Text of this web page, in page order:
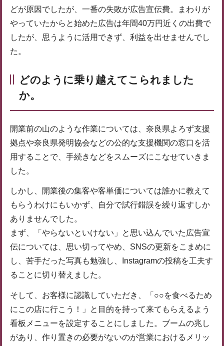
どが原因でしたが、一番の失敗が広告宣伝費。まわりが
やっていたからと始めた広告は年間40万円近くの出費で
したが、思うように活用できず、利益を出せませんでし
た。
どのように乗り越えてこられました
か。
開業前の山のような作業については、奈良県よろず支援
拠点や奈良県発明協会などの公的な支援機関の窓口を活
用することで、手続きなどをスムーズにこなせていきま
した。
しかし、開業後の集客や客単価については誰かに教えて
もらうわけにもいかず、自分で試行錯誤を繰り返すしか
ありませんでした。
まず、「やらないといけない」と思い込んでいた広告宣
伝については、思い切ってやめ、SNSの更新をこまめに
し、苦手だった写真も勉強し、Instagramの投稿を工夫す
ることに切り替えました。
そして、お客様に認識していただき、「○○を食べるため
にこの店に行こう！」と目的を持って来てもらえるよう
看板メニューを設定することにしました。ブームの兆し
があり、作り置きの必要がないのが営業におけるメリッ